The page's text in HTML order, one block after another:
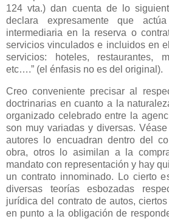
124 vta.) dan cuenta de lo
declara expresamente que
intermediaria en la reserva o
servicios vinculados e incluidos en
servicios: hoteles, restaurantes,
etc….” (el énfasis no es del original).
Creo conveniente precisar al
doctrinarias en cuanto a la
organizado celebrado entre la
son muy variadas y diversas.
autores lo encuadran dentro del
obra, otros lo asimilan a la
mandato con representación y hay
un contrato innominado. Lo cierto
diversas teorías esbozadas
jurídica del contrato de autos,
en punto a la obligación de